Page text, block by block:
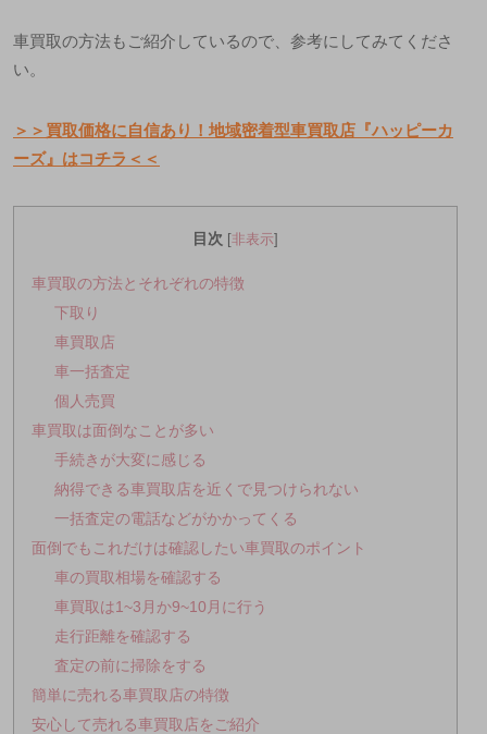
車買取の方法もご紹介しているので、参考にしてみてくださ
い。
＞＞買取価格に自信あり！地域密着型車買取店『ハッピーカ
ーズ』はコチラ＜＜
目次 [非表示]
車買取の方法とそれぞれの特徴
下取り
車買取店
車一括査定
個人売買
車買取は面倒なことが多い
手続きが大変に感じる
納得できる車買取店を近くで見つけられない
一括査定の電話などがかかってくる
面倒でもこれだけは確認したい車買取のポイント
車の買取相場を確認する
車買取は1~3月か9~10月に行う
走行距離を確認する
査定の前に掃除をする
簡単に売れる車買取店の特徴
安心して売れる車買取店をご紹介